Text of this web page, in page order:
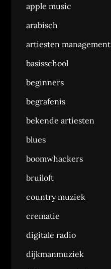
apple music
arabisch
artiesten management
basisschool
beginners
begrafenis
bekende artiesten
blues
boomwhackers
bruiloft
country muziek
crematie
digitale radio
dijkmanmuziek